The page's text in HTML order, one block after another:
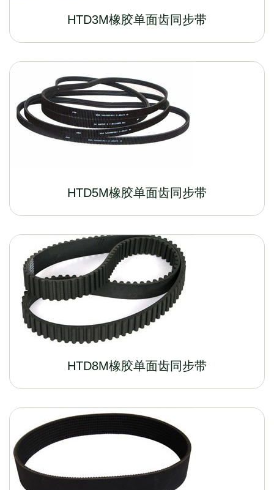
HTD3M橡胶单面齿同步带
HTD5M橡胶单面齿同步带
HTD8M橡胶单面齿同步带